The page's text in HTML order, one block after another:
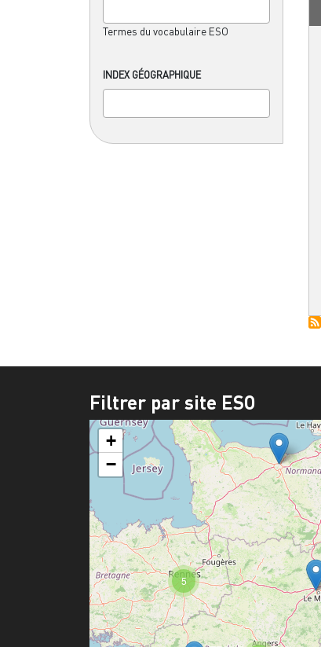
Termes du vocabulaire ESO
INDEX GÉOGRAPHIQUE
Filtrer par site ESO
5
+
−